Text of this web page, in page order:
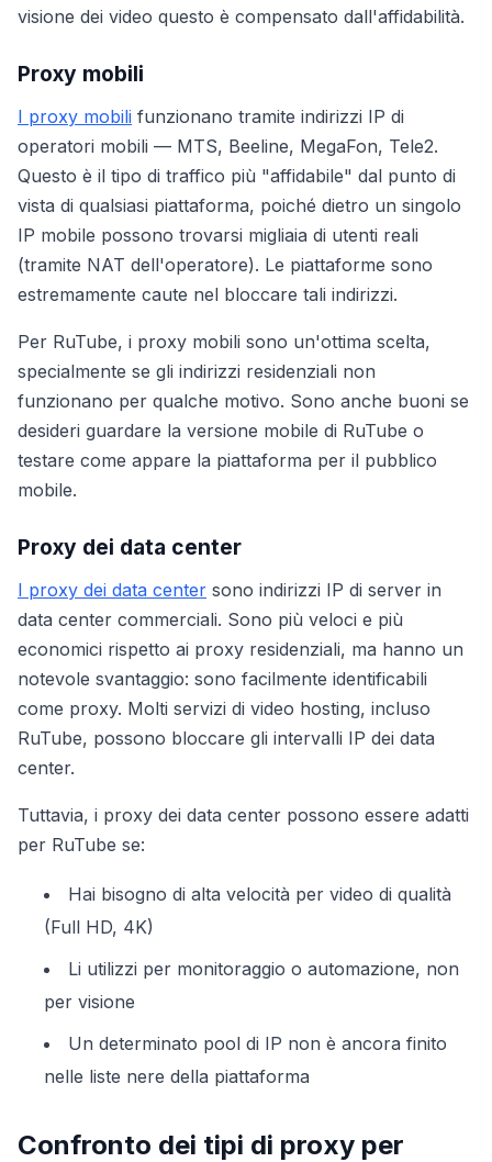
visione dei video questo è compensato dall'affidabilità.
Proxy mobili
I proxy mobili funzionano tramite indirizzi IP di
operatori mobili — MTS, Beeline, MegaFon, Tele2.
Questo è il tipo di traffico più "affidabile" dal punto di
vista di qualsiasi piattaforma, poiché dietro un singolo
IP mobile possono trovarsi migliaia di utenti reali
(tramite NAT dell'operatore). Le piattaforme sono
estremamente caute nel bloccare tali indirizzi.
Per RuTube, i proxy mobili sono un'ottima scelta,
specialmente se gli indirizzi residenziali non
funzionano per qualche motivo. Sono anche buoni se
desideri guardare la versione mobile di RuTube o
testare come appare la piattaforma per il pubblico
mobile.
Proxy dei data center
I proxy dei data center sono indirizzi IP di server in
data center commerciali. Sono più veloci e più
economici rispetto ai proxy residenziali, ma hanno un
notevole svantaggio: sono facilmente identificabili
come proxy. Molti servizi di video hosting, incluso
RuTube, possono bloccare gli intervalli IP dei data
center.
Tuttavia, i proxy dei data center possono essere adatti
per RuTube se:
Hai bisogno di alta velocità per video di qualità
(Full HD, 4K)
Li utilizzi per monitoraggio o automazione, non
per visione
Un determinato pool di IP non è ancora finito
nelle liste nere della piattaforma
Confronto dei tipi di proxy per